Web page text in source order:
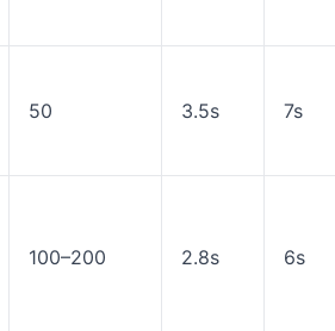
50 3.5s 7s
100–200 2.8s 6s